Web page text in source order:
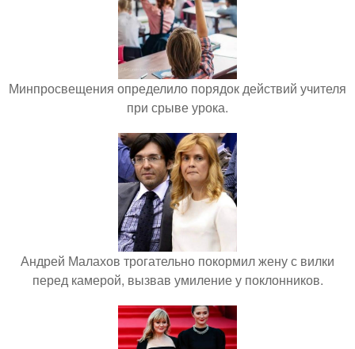
Минпросвещения определило порядок действий учителя
при срыве урока.
Андрей Малахов трогательно покормил жену с вилки
перед камерой, вызвав умиление у поклонников.